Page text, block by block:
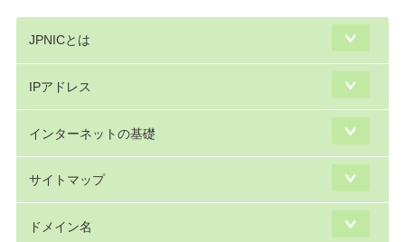
JPNICとは
IPアドレス
インターネットの基礎
サイトマップ
ドメイン名